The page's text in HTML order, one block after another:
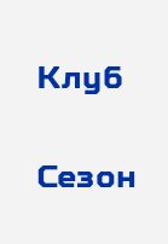
Клуб
Сезон